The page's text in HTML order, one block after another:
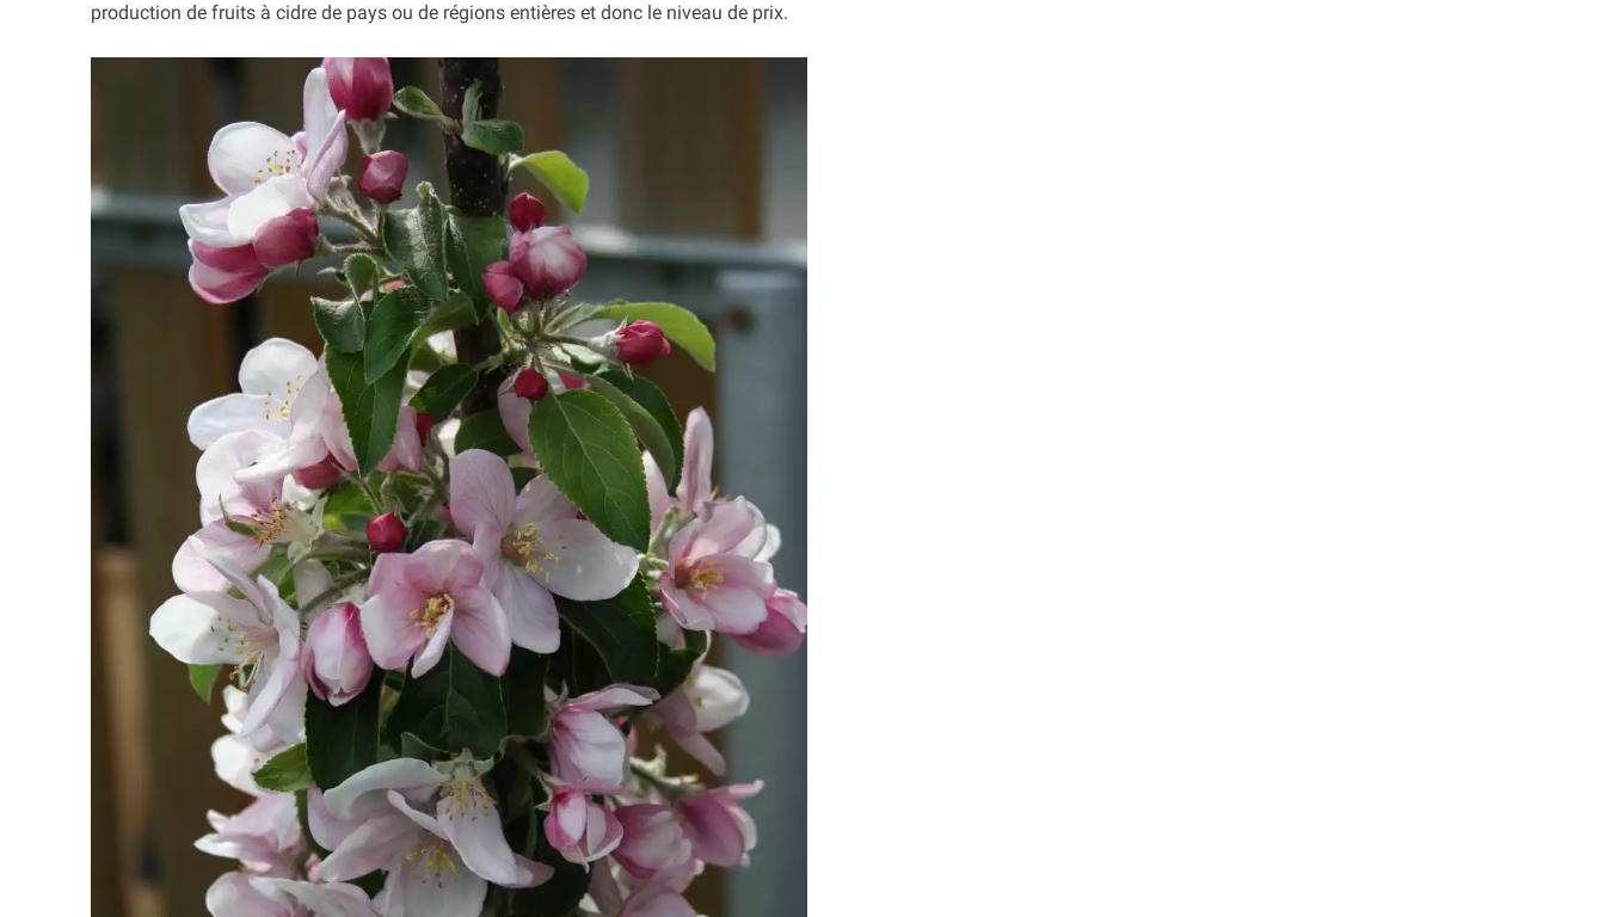
production de fruits à cidre de pays ou de régions entières et donc le niveau de prix.